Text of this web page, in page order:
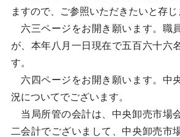
ますので、ご参照いただきたいと存じ
六三ページをお開き願います。職
が、本年八月一日現在で五百六十六
す。
六四ページをお開き願います。中
況についてでございます。
当局所管の会計は、中央卸売市場
二会計でございまして、中央卸売市